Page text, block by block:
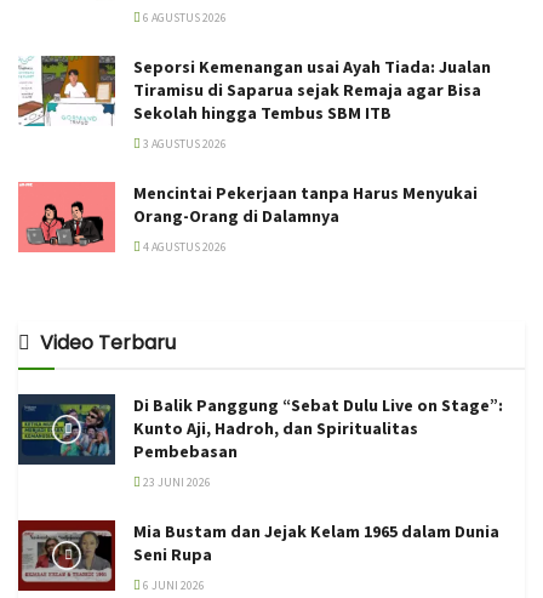
6 AGUSTUS 2026
Seporsi Kemenangan usai Ayah Tiada: Jualan
Tiramisu di Saparua sejak Remaja agar Bisa
Sekolah hingga Tembus SBM ITB
3 AGUSTUS 2026
Mencintai Pekerjaan tanpa Harus Menyukai
Orang-Orang di Dalamnya
4 AGUSTUS 2026
Video Terbaru
Di Balik Panggung “Sebat Dulu Live on Stage”:
Kunto Aji, Hadroh, dan Spiritualitas
Pembebasan
23 JUNI 2026
Mia Bustam dan Jejak Kelam 1965 dalam Dunia
Seni Rupa
6 JUNI 2026